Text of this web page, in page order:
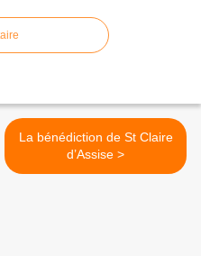
La bénédiction de St Claire
d’Assise >